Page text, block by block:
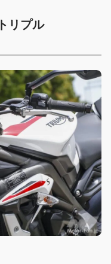
リプル